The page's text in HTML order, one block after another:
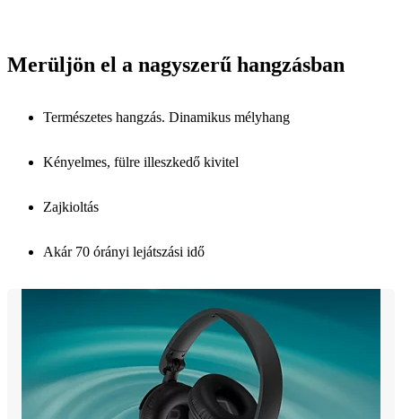
Merüljön el a nagyszerű hangzásban
Természetes hangzás. Dinamikus mélyhang
Kényelmes, fülre illeszkedő kivitel
Zajkioltás
Akár 70 órányi lejátszási idő